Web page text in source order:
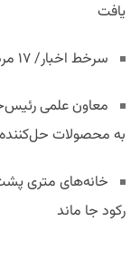
یافت
سرخط اخبار/ ۱۷ مرداد ۱۴۰۵
معاون علمی
به محصولات
خانه‌های متری پشت
رکود جا ماند